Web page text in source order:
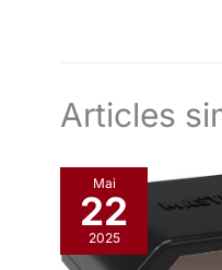
Articles
Mai
22
2025